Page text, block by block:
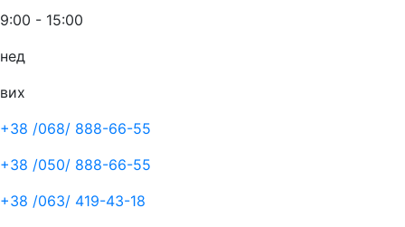
9:00 - 15:00
нед
вих
+38 /068/ 888-66-55
+38 /050/ 888-66-55
+38 /063/ 419-43-18